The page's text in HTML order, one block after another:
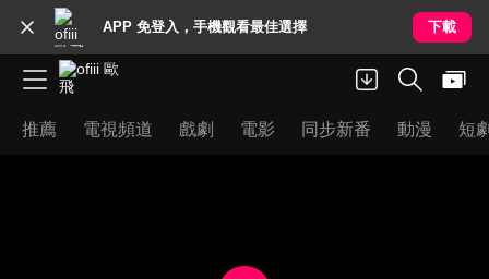
APP 免登入，手機觀看最佳選擇 下載
推薦 電視頻道 戲劇 電影 同步新番 動漫 短